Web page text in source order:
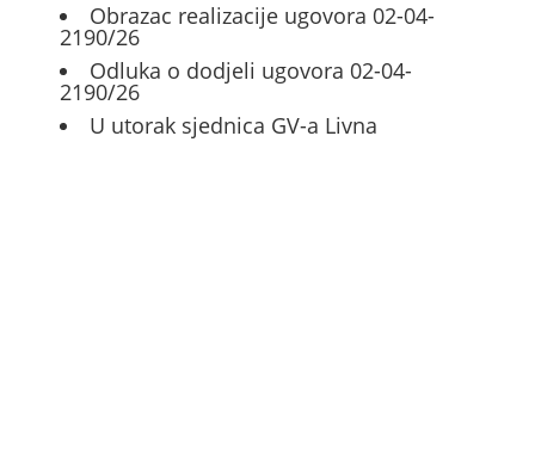
Obrazac realizacije ugovora 02-04-
2190/26
Odluka o dodjeli ugovora 02-04-
2190/26
U utorak sjednica GV-a Livna